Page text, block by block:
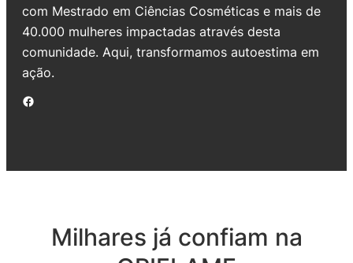
com Mestrado em Ciências Cosméticas e mais de
40.000 mulheres impactadas através desta
comunidade. Aqui, transformamos autoestima em
ação.
Facebook
Milhares já confiam na